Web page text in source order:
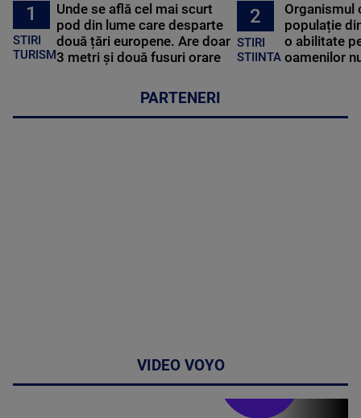
1
STIRI
TURISM
Unde se află cel mai scurt
pod din lume care desparte
două țări europene. Are doar
3 metri și două fusuri orare
2
STIRI
STIINTA
Organismul
populație
o abilitate
oamenilor
PARTENERI
VIDEO VOYO